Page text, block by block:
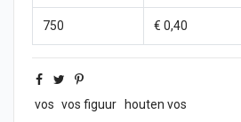
750 € 0,40
vos vos figuur houten vos